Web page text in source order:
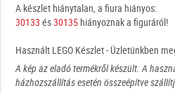
A készlet hiánytalan, a fiura hiányos:
30133 és30135 hiányoznak a figuráról!
Használt LEGO Készlet - Üzletünkben
A kép az eladó termékről készült. A
házhozszállítás esetén összeépítve